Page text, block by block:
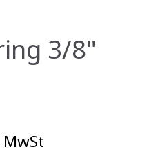
3/8"
MwSt